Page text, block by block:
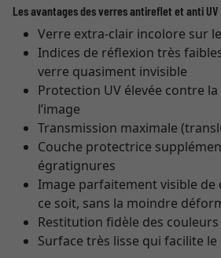
Les avantages des verres antireflet et anti UV
Verre extra-clair incolore sur
Indices de réflexion très
verre quasiment invisible
Protection UV élevée contre
l’image
Transmission maximale
Couche protectrice
égratignures
Image parfaitement visible de
ce soit, sans la moindre
Restitution fidèle des
Surface très lisse qui facilite